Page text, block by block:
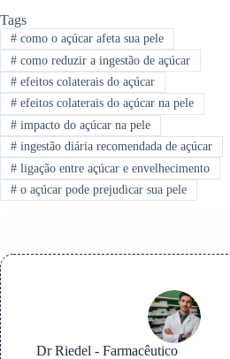
Tags
#como o açúcar afeta sua pele
#como reduzir a ingestão de açúcar
#efeitos colaterais do açúcar
#efeitos colaterais do açúcar na pele
#impacto do açúcar na pele
#ingestão diária recomendada de açúcar
#ligação entre açúcar e envelhecimento
#o açúcar pode prejudicar sua pele
Dr Riedel - Farmacêutico